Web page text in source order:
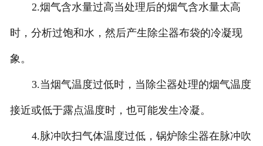
2.烟气含水量过高当处理后的烟气含水量太高
时，分析过饱和水，然后产生除尘器布袋的冷凝现
象。
3.当烟气温度过低时，当除尘器处理的烟气温度
接近或低于露点温度时，也可能发生冷凝。
4.脉冲吹扫气体温度过低，锅炉除尘器在脉冲吹